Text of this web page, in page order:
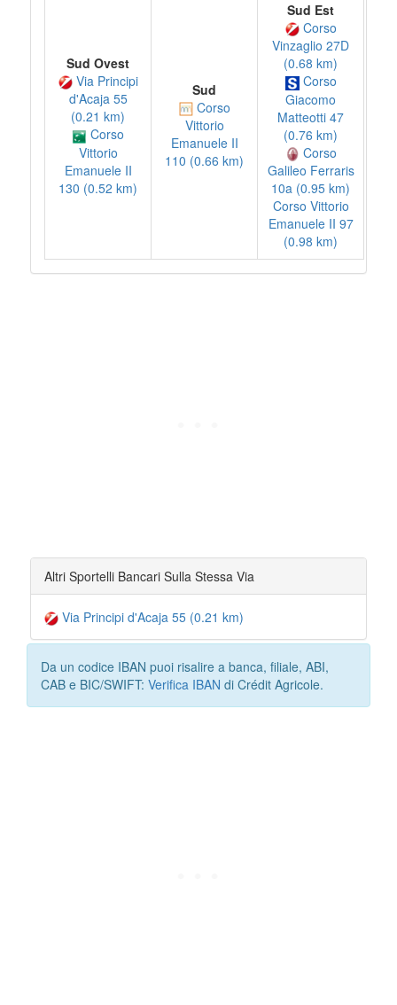
Sud Ovest
Via Principi
d'Acaja 55
(0.21 km)
Corso
Vittorio
Emanuele II
130 (0.52 km)
Sud
Corso
Vittorio
Emanuele II
110 (0.66 km)
Sud Est
Corso
Vinzaglio 27D
(0.68 km)
Corso
Giacomo
Matteotti 47
(0.76 km)
Corso
Galileo Ferraris
10a (0.95 km)
Corso Vittorio
Emanuele II 97
(0.98 km)
Altri Sportelli Bancari Sulla Stessa Via
Via Principi d'Acaja 55 (0.21 km)
Da un codice IBAN puoi risalire a banca, filiale, ABI,
CAB e BIC/SWIFT: Verifica IBAN di Crédit Agricole.